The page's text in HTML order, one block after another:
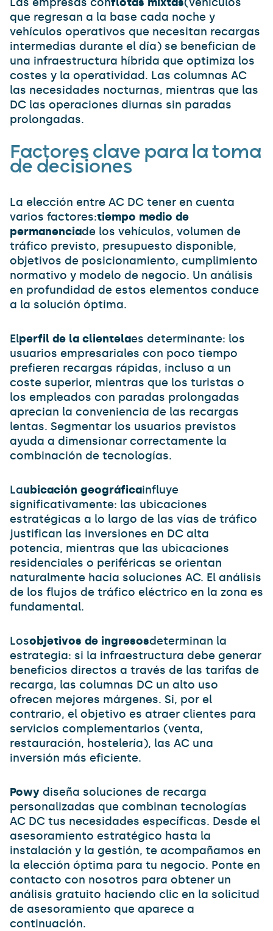
que regresan a la base cada noche y
vehículos operativos que necesitan recargas
intermedias durante el día) se benefician de
una infraestructura híbrida que optimiza los
costes y la operatividad. Las columnas AC
las necesidades nocturnas, mientras que las
DC las operaciones diurnas sin paradas
prolongadas.
Factores clave para la toma
de decisiones
La elección entre AC DC tener en cuenta
varios factores:tiempo medio de
permanenciade los vehículos, volumen de
tráfico previsto, presupuesto disponible,
objetivos de posicionamiento, cumplimiento
normativo y modelo de negocio. Un análisis
en profundidad de estos elementos conduce
a la solución óptima.
Elperfil de la clientelaes determinante: los
usuarios empresariales con poco tiempo
prefieren recargas rápidas, incluso a un
coste superior, mientras que los turistas o
los empleados con paradas prolongadas
aprecian la conveniencia de las recargas
lentas. Segmentar los usuarios previstos
ayuda a dimensionar correctamente la
combinación de tecnologías.
Laubicación geográficainfluye
significativamente: las ubicaciones
estratégicas a lo largo de las vías de tráfico
justifican las inversiones en DC alta
potencia, mientras que las ubicaciones
residenciales o periféricas se orientan
naturalmente hacia soluciones AC. El análisis
de los flujos de tráfico eléctrico en la zona es
fundamental.
Losobjetivos de ingresosdeterminan la
estrategia: si la infraestructura debe generar
beneficios directos a través de las tarifas de
recarga, las columnas DC un alto uso
ofrecen mejores márgenes. Si, por el
contrario, el objetivo es atraer clientes para
servicios complementarios (venta,
restauración, hostelería), las AC una
inversión más eficiente.
Powy diseña soluciones de recarga
personalizadas que combinan tecnologías
AC DC tus necesidades específicas. Desde el
asesoramiento estratégico hasta la
instalación y la gestión, te acompañamos en
la elección óptima para tu negocio. Ponte en
contacto con nosotros para obtener un
análisis gratuito haciendo clic en la solicitud
de asesoramiento que aparece a
continuación.